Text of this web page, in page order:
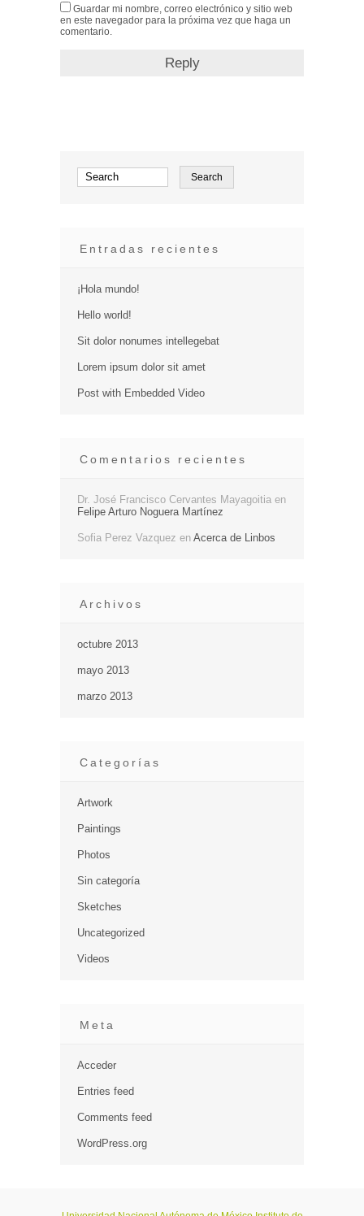
Guardar mi nombre, correo electrónico y sitio web
en este navegador para la próxima vez que haga un
comentario.
Entradas recientes
¡Hola mundo!
Hello world!
Sit dolor nonumes intellegebat
Lorem ipsum dolor sit amet
Post with Embedded Video
Comentarios recientes
Dr. José Francisco Cervantes Mayagoitia en
Felipe Arturo Noguera Martínez
Sofia Perez Vazquez en Acerca de Linbos
Archivos
octubre 2013
mayo 2013
marzo 2013
Categorías
Artwork
Paintings
Photos
Sin categoría
Sketches
Uncategorized
Videos
Meta
Acceder
Entries feed
Comments feed
WordPress.org